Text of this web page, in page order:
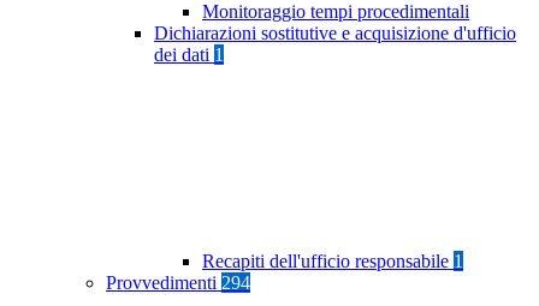
Monitoraggio tempi procedimentali
Dichiarazioni sostitutive e acquisizione d'ufficio
dei dati 1
Recapiti dell'ufficio responsabile 1
Provvedimenti 294